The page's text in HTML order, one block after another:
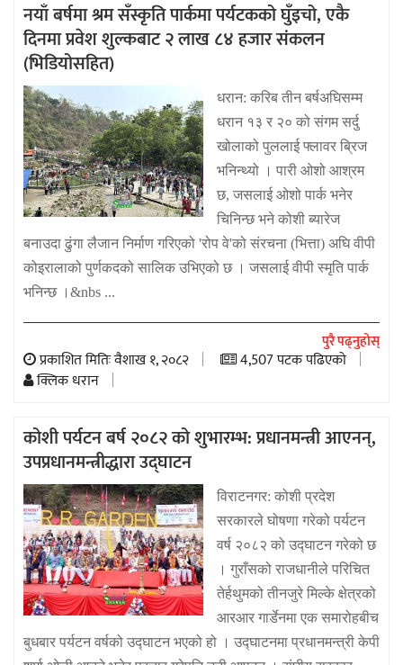
नयाँ बर्षमा श्रम सँस्कृति पार्कमा पर्यटकको घुँइचो, एकै
दिनमा प्रवेश शुल्कबाट २ लाख ८४ हजार संकलन
(भिडियोसहित)
धरान: करिब तीन बर्षअघिसम्म
धरान १३ र २० को संगम सर्दु
खोलाको पुललाई फ्लावर ब्रिज
भनिन्थ्यो । पारी ओशो आश्रम
छ, जसलाई ओशो पार्क भनेर
चिनिन्छ भने कोशी ब्यारेज
बनाउदा ढुंगा लैजान निर्माण गरिएको 'रोप वे'को संरचना (भित्ता) अघि वीपी
कोइरालाको पुर्णकदको सालिक उभिएको छ । जसलाई वीपी स्मृति पार्क
भनिन्छ ।&nbs ...
पुरै पढ्नुहोस्
प्रकाशित मितिः वैशाख १, २०८२
4,507 पटक पढिएको
क्लिक धरान
कोशी पर्यटन बर्ष २०८२ को शुभारम्भ: प्रधानमन्त्री आएनन्,
उपप्रधानमन्त्रीद्धारा उद्घाटन
विराटनगर: कोशी प्रदेश
सरकारले घोषणा गरेको पर्यटन
वर्ष २०८२ को उद्घाटन गरेको छ
। गुराँसको राजधानीले परिचित
तेर्हथुमको तीनजुरे मिल्के क्षेत्रको
आरआर गार्डेनमा एक समारोहबीच
बुधबार पर्यटन वर्षको उद्घाटन भएको हो । उद्घाटनमा प्रधानमन्त्री केपी